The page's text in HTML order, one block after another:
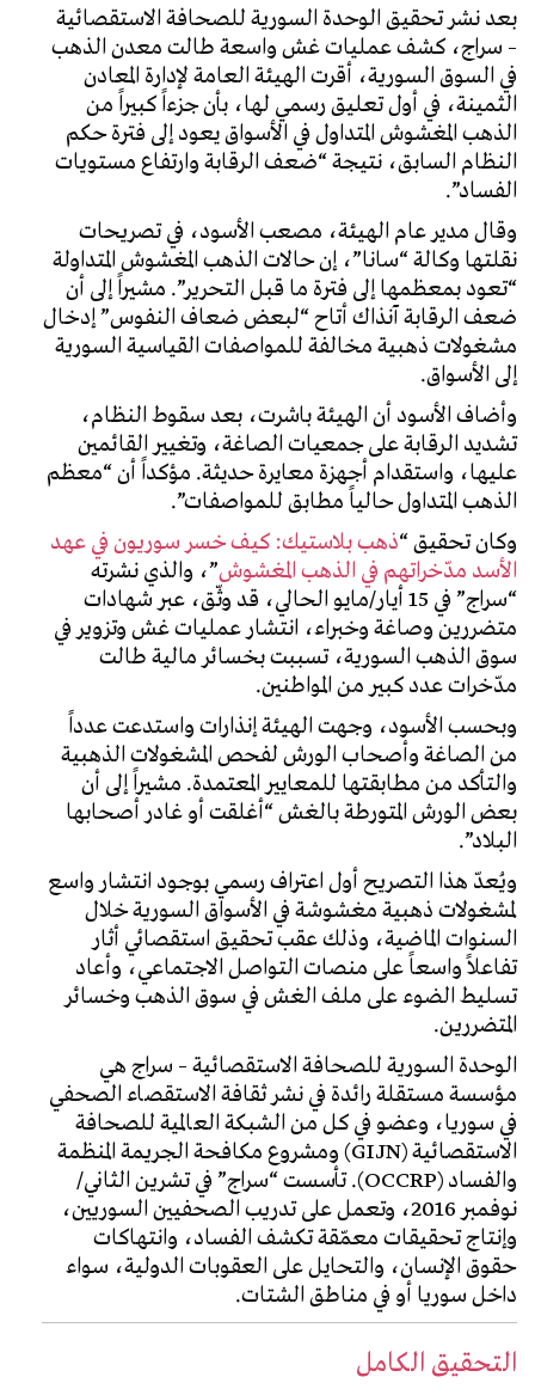
بعد نشر تحقيق الوحدة السورية للصحافة الاستقصائية
– سراج، كشف عمليات غش واسعة طالت معدن الذهب
في السوق السورية، أقرت الهيئة العامة لإدارة المعادن
الثمينة، في أول تعليق رسمي لها، بأن جزءاً كبيراً من
الذهب المغشوش المتداول في الأسواق يعود إلى فترة حكم
النظام السابق، نتيجة “ضعف الرقابة وارتفاع مستويات
الفساد”.
وقال مدير عام الهيئة، مصعب الأسود، في تصريحات
نقلتها وكالة “سانا”، إن حالات الذهب المغشوش المتداولة
“تعود بمعظمها إلى فترة ما قبل التحرير”. مشيراً إلى أن
ضعف الرقابة آنذاك أتاح “لبعض ضعاف النفوس” إدخال
مشغولات ذهبية مخالفة للمواصفات القياسية السورية
إلى الأسواق.
وأضاف الأسود أن الهيئة باشرت، بعد سقوط النظام،
تشديد الرقابة على جمعيات الصاغة، وتغيير القائمين
عليها، واستقدام أجهزة معايرة حديثة. مؤكداً أن “معظم
الذهب المتداول حالياً مطابق للمواصفات”.
وكان تحقيق “ذهب بلاستيك: كيف خسر سوريون في عهد
الأسد مدّخراتهم في الذهب المغشوش”، والذي نشرته
“سراج” في 15 أيار/مايو الحالي، قد وثّق، عبر شهادات
متضررين وصاغة وخبراء، انتشار عمليات غش وتزوير في
سوق الذهب السورية، تسببت بخسائر مالية طالت
مدّخرات عدد كبير من المواطنين.
وبحسب الأسود، وجهت الهيئة إنذارات واستدعت عدداً
من الصاغة وأصحاب الورش لفحص المشغولات الذهبية
والتأكد من مطابقتها للمعايير المعتمدة. مشيراً إلى أن
بعض الورش المتورطة بالغش “أغلقت أو غادر أصحابها
البلاد”.
ويُعدّ هذا التصريح أول اعتراف رسمي بوجود انتشار واسع
لمشغولات ذهبية مغشوشة في الأسواق السورية خلال
السنوات الماضية، وذلك عقب تحقيق استقصائي أثار
تفاعلاً واسعاً على منصات التواصل الاجتماعي، وأعاد
تسليط الضوء على ملف الغش في سوق الذهب وخسائر
المتضررين.
الوحدة السورية للصحافة الاستقصائية – سراج هي
مؤسسة مستقلة رائدة في نشر ثقافة الاستقصاء الصحفي
في سوريا، وعضو في كل من الشبكة العالمية للصحافة
الاستقصائية (GIJN) ومشروع مكافحة الجريمة المنظمة
والفساد (OCCRP). تأسست “سراج” في تشرين الثاني/
نوفمبر 2016، وتعمل على تدريب الصحفيين السوريين،
وإنتاج تحقيقات معمّقة تكشف الفساد، وانتهاكات
حقوق الإنسان، والتحايل على العقوبات الدولية، سواء
داخل سوريا أو في مناطق الشتات.
التحقيق الكامل